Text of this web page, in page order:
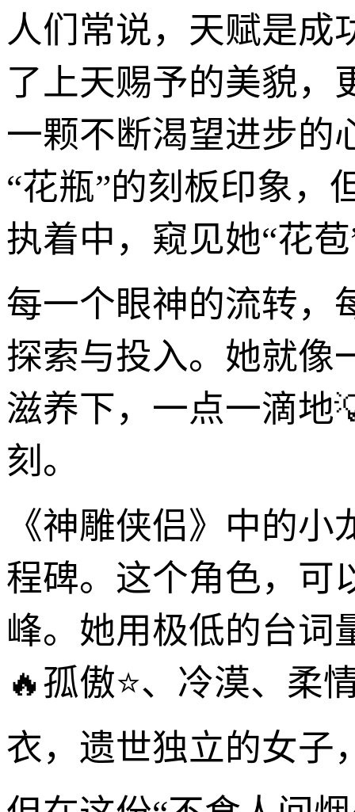
人们常说，天赋是成
了上天赐予的美貌，
一颗不断渴望进步的
“花瓶”的刻板印象，
执着中，窥见她“花
每一个眼神的流转，
探索与投入。她就像
滋养下，一点一滴地
刻。
《神雕侠侣》中的
程碑。这个角色，可
峰。她用极低的台词
🔥孤傲⭐、冷漠、柔
衣，遗世独立的女子